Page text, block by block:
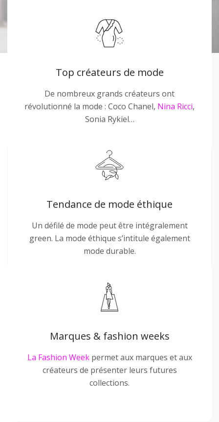
Top créateurs de mode
De nombreux grands créateurs ont
révolutionné la mode : Coco Chanel, Nina Ricci,
Sonia Rykiel…
Tendance de mode éthique
Un défilé de mode peut être intégralement
green. La mode éthique s’intitule également
mode durable.
Marques & fashion weeks
La Fashion Weekpermet aux marques et aux
créateurs de présenter leurs futures
collections.